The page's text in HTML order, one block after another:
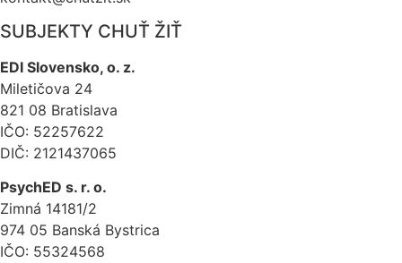
SUBJEKTY CHUŤ ŽIŤ​
EDI Slovensko, o. z.
Miletičova 24
821 08 Bratislava
IČO: 52257622
DIČ: 2121437065
PsychED s. r. o.
Zimná 14181/2
974 05 Banská Bystrica
IČO: 55324568